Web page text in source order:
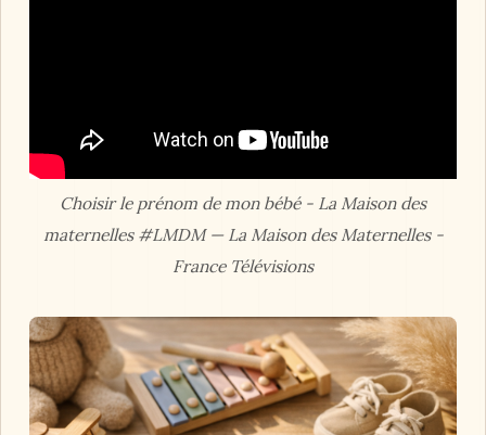
Choisir le prénom de mon bébé - La Maison des
maternelles #LMDM — La Maison des Maternelles -
France Télévisions